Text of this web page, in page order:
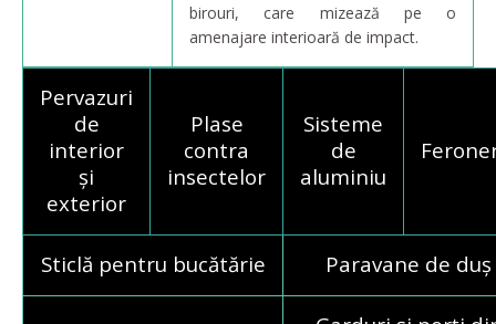
birouri, care mizează pe o
amenajare interioară de impact.
Pervazuri
de
interior
și
exterior
Plase
contra
insectelor
Sisteme
de
aluminiu
Sticlă pentru bucătărie Paravane de duș